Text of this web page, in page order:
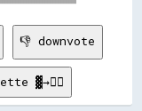
👎 downvote
▓→✊🏽